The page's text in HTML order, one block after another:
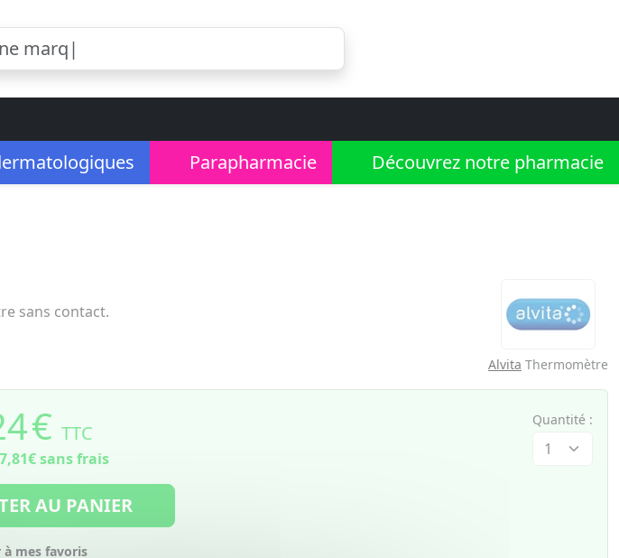
Parapharmacie Découvrez notre pharmacie
sans contact.
Alvita Thermomètre
€ TTC
7,81€sans frais
Quantité :
AU PANIER
mes favoris